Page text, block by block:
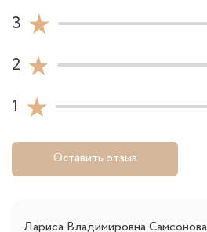
3
2
1
Оставить отзыв
Лариса Владимировна Самсонова